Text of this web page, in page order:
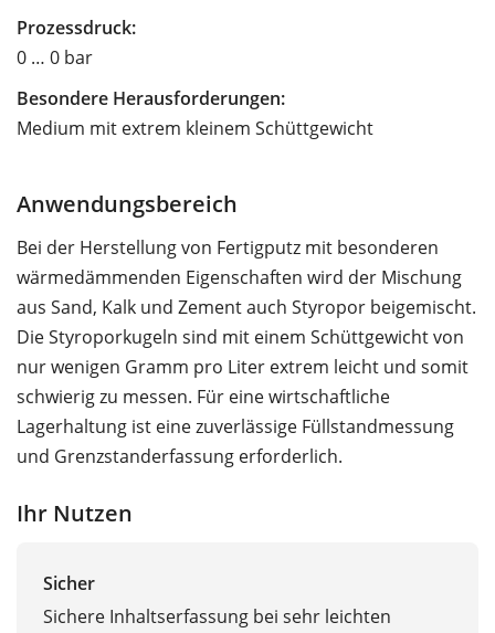
Prozessdruck:
0 … 0 bar
Besondere Herausforderungen:
Medium mit extrem kleinem Schüttgewicht
Anwendungsbereich
Bei der Herstellung von Fertigputz mit besonderen
wärmedämmenden Eigenschaften wird der Mischung
aus Sand, Kalk und Zement auch Styropor beigemischt.
Die Styroporkugeln sind mit einem Schüttgewicht von
nur wenigen Gramm pro Liter extrem leicht und somit
schwierig zu messen. Für eine wirtschaftliche
Lagerhaltung ist eine zuverlässige Füllstandmessung
und Grenzstanderfassung erforderlich.
Ihr Nutzen
Sicher
Sichere Inhaltserfassung bei sehr leichten